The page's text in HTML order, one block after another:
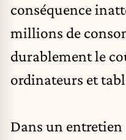
conséquence
millions de
durablement le
ordinateurs et
Dans un entretien